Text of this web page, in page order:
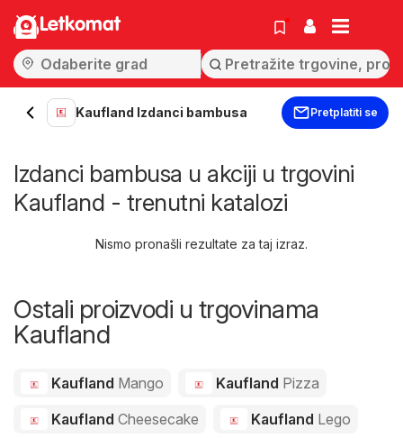
Letkomat
Kaufland Izdanci bambusa Pretplatiti se
Izdanci bambusa u akciji u trgovini
Kaufland - trenutni katalozi
Nismo pronašli rezultate za taj izraz.
Ostali proizvodi u trgovinama
Kaufland
Kaufland Mango Kaufland Pizza
Kaufland Cheesecake Kaufland Lego